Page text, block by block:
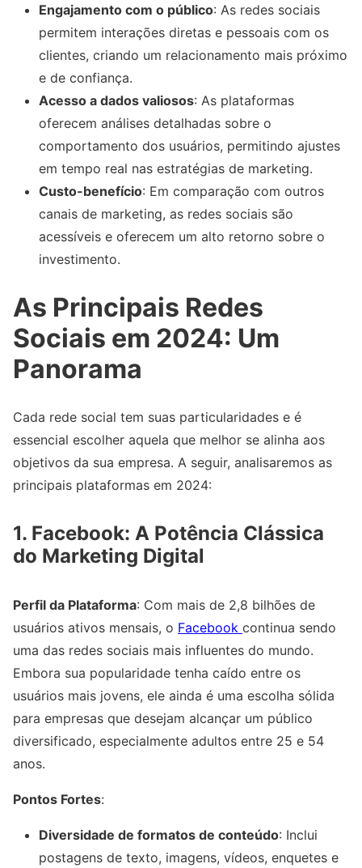
Engajamento com o público: As redes sociais
permitem interações diretas e pessoais com os
clientes, criando um relacionamento mais próximo
e de confiança.
Acesso a dados valiosos: As plataformas
oferecem análises detalhadas sobre o
comportamento dos usuários, permitindo ajustes
em tempo real nas estratégias de marketing.
Custo-benefício: Em comparação com outros
canais de marketing, as redes sociais são
acessíveis e oferecem um alto retorno sobre o
investimento.
As Principais Redes
Sociais em 2024: Um
Panorama
Cada rede social tem suas particularidades e é
essencial escolher aquela que melhor se alinha aos
objetivos da sua empresa. A seguir, analisaremos as
principais plataformas em 2024:
1. Facebook: A Potência Clássica
do Marketing Digital
Perfil da Plataforma: Com mais de 2,8 bilhões de
usuários ativos mensais, o Facebook continua sendo
uma das redes sociais mais influentes do mundo.
Embora sua popularidade tenha caído entre os
usuários mais jovens, ele ainda é uma escolha sólida
para empresas que desejam alcançar um público
diversificado, especialmente adultos entre 25 e 54
anos.
Pontos Fortes:
Diversidade de formatos de conteúdo: Inclui
postagens de texto, imagens, vídeos, enquetes e